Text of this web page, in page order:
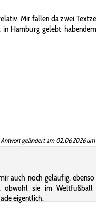
Mir fallen da zwei
Hamburg gelebt
Antwort geändert am 02.06.2026 um
auch noch geläufig,
obwohl sie im Weltfußball
eigentlich.